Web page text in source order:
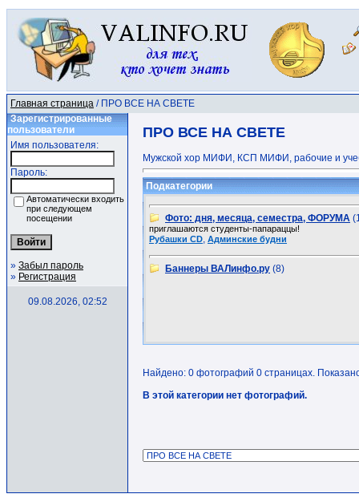
Главная страница / ПРО ВСЕ НА СВЕТЕ
Зарегистрированные
пользователи
Имя пользователя:
Пароль:
Автоматически входить
при следующем
посещении
» Забыл пароль
» Регистрация
09.08.2026, 02:52
ПРО ВСЕ НА СВЕТЕ
Мужской хор МИФИ, КСП МИФИ, рабочие и
Подкатегории
Фото: дня, месяца, семестра, ФОРУМА
приглашаются студенты-папараццы!
Рубашки CD, Админские будни
Баннеры ВАЛинфо.ру (8)
Найдено: 0 фотографий 0 страницах.
В этой категории нет фотографий.